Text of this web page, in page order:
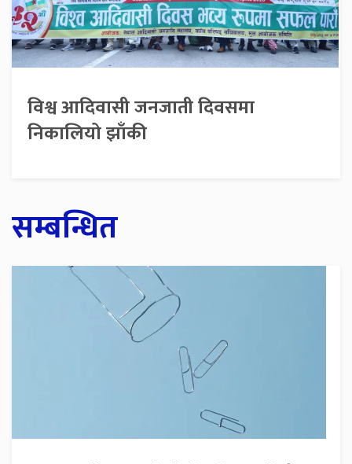
विश्व आदिवासी जनजाती दिवसमा
निकालियो झाँकी
सम्बन्धित